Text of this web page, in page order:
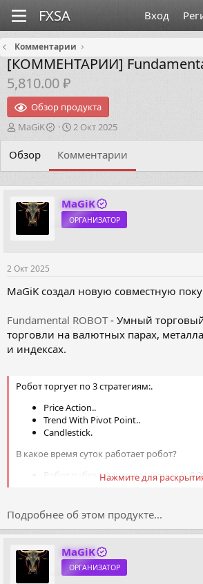
Вход
Комментарии
[КОММЕНТАРИИ]
5,810.00 ₽
Обзор продукта
А
т
т
е
м
MaGiK
Д
т
а
ч
а
л
2 Окт 2025
Обзор Комментарии
MaGiK
ОРГАНИЗАТОР
2 Окт 2025
MaGiK создал новую совместную
Fundamental ROBOT- Умный
торговли на валютных парах,
и индексах.
Робот торгует по 3 стратегиям:.
Price Action..
Trend With Pivot Point..
Candlestick.
В какое время суток работает робот?
Робот работает круглосуточно (с
позиции.
Есть ли у робота стоп-лосс и тейк-профит?
Да, для всех позиций есть стоп-лосс
Нужно ли включать/выключать робота
Нажмите для
Подробнее об этом продукте...
MaGiK
ОРГАНИЗАТОР